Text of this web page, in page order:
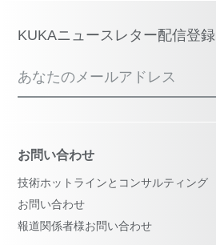
KUKAニュースレター配信登録
あなたのメールアドレス
お問い合わせ
技術ホットラインとコンサルティング
お問い合わせ
報道関係者様お問い合わせ